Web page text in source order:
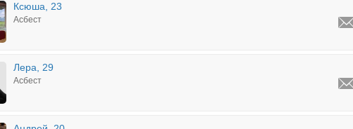
Ксюша, 23
Асбест
Лера, 29
Асбест